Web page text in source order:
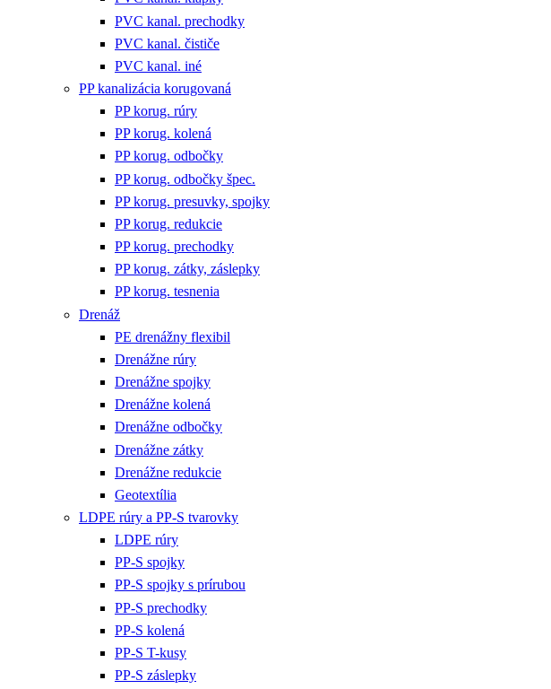
PVC kanal. prechodky
PVC kanal. čističe
PVC kanal. iné
PP kanalizácia korugovaná
PP korug. rúry
PP korug. kolená
PP korug. odbočky
PP korug. odbočky špec.
PP korug. presuvky, spojky
PP korug. redukcie
PP korug. prechodky
PP korug. zátky, záslepky
PP korug. tesnenia
Drenáž
PE drenážny flexibil
Drenážne rúry
Drenážne spojky
Drenážne kolená
Drenážne odbočky
Drenážne zátky
Drenážne redukcie
Geotextília
LDPE rúry a PP-S tvarovky
LDPE rúry
PP-S spojky
PP-S spojky s prírubou
PP-S prechodky
PP-S kolená
PP-S T-kusy
PP-S záslepky